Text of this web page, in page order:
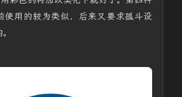
使用的较为类似，后来又要求孤斗设